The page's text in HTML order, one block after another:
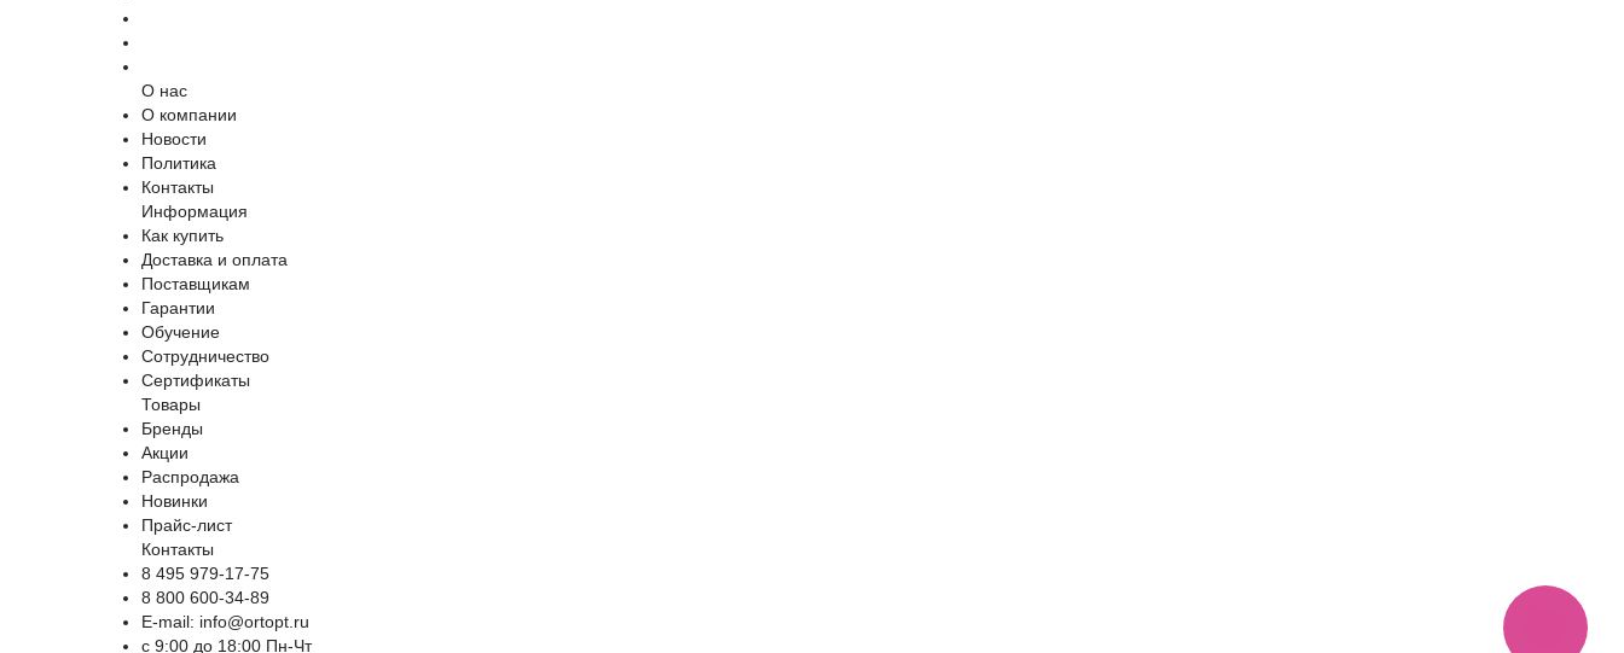
О нас
О компании
Новости
Политика
Контакты
Информация
Как купить
Доставка и оплата
Поставщикам
Гарантии
Обучение
Сотрудничество
Сертификаты
Товары
Бренды
Акции
Распродажа
Новинки
Прайс-лист
Контакты
8 495 979-17-75
8 800 600-34-89
E-mail: info@ortopt.ru
c 9:00 до 18:00 Пн-Чт